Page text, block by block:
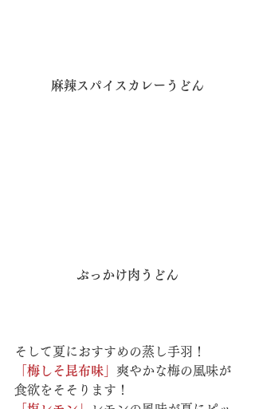
麻辣スパイスカレーうどん
ぶっかけ肉うどん
そして夏におすすめの蒸し手羽！
「梅しそ昆布味」 爽やかな梅の風味が
食欲をそそります！